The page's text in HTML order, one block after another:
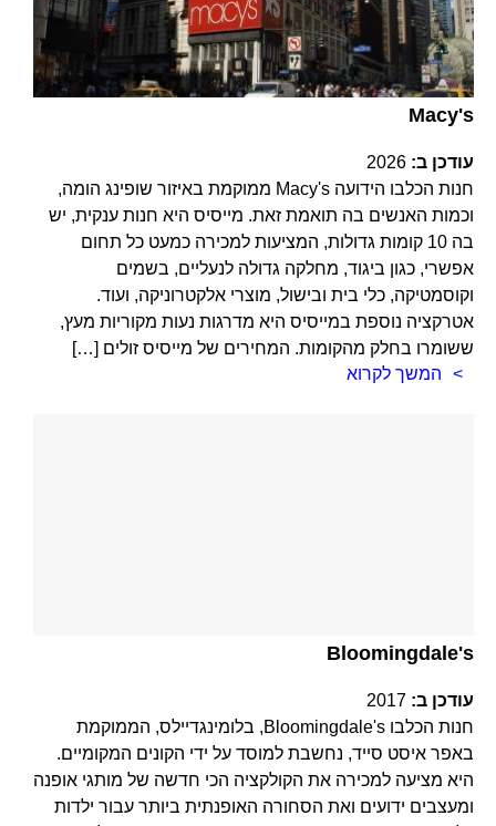
Macy's
עודכן ב: 2026
חנות הכלבו הידועה Macy's ממוקמת באיזור שופינג הומה,
וכמות האנשים בה תואמת זאת. מייסיס היא חנות ענקית, יש
בה 10 קומות גדולות, המציעות למכירה כמעט כל תחום
אפשרי, כגון ביגוד, מחלקה גדולה לנעליים, בשמים
וקוסמטיקה, כלי בית ובישול, מוצרי אלקטרוניקה, ועוד.
אטרקציה נוספת במייסיס היא מדרגות נעות מקוריות מעץ,
ששומרו בחלק מהקומות. המחירים של מייסיס זולים […]
המשך לקרוא
Bloomingdale's
עודכן ב: 2017
חנות הכלבו Bloomingdale's, בלומינגדיילס, הממוקמת
באפר איסט סייד, נחשבת למוסד על ידי הקונים המקומיים.
היא מציעה למכירה את הקולקציה הכי חדשה של מותגי אופנה
ומעצבים ידועים ואת הסחורה האופנתית ביותר עבור ילדות